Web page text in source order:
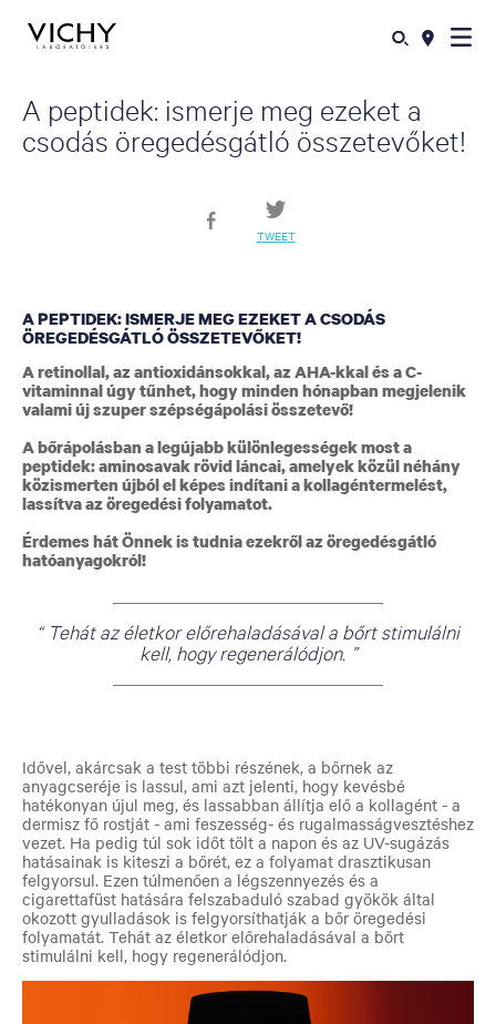
A peptidek: ismerje meg ezeket a
csodás öregedésgátló összetevőket!
TWEET
A PEPTIDEK: ISMERJE MEG EZEKET A CSODÁS
ÖREGEDÉSGÁTLÓ ÖSSZETEVŐKET!
A retinollal, az antioxidánsokkal, az AHA-kkal és a C-
vitaminnal úgy tűnhet, hogy minden hónapban megjelenik
valami új szuper szépségápolási összetevő!
A bőrápolásban a legújabb különlegességek most a
peptidek: aminosavak rövid láncai, amelyek közül néhány
közismerten újból el képes indítani a kollagéntermelést,
lassítva az öregedési folyamatot.
Érdemes hát Önnek is tudnia ezekről az öregedésgátló
hatóanyagokról!
Tehát az életkor előrehaladásával a bőrt stimulálni
kell, hogy regenerálódjon.
Idővel, akárcsak a test többi részének, a bőrnek az
anyagcseréje is lassul, ami azt jelenti, hogy kevésbé
hatékonyan újul meg, és lassabban állítja elő a kollagént - a
dermisz fő rostját - ami feszesség- és rugalmasságvesztéshez
vezet. Ha pedig túl sok időt tölt a napon és az UV-sugázás
hatásainak is kiteszi a bőrét, ez a folyamat drasztikusan
felgyorsul. Ezen túlmenően a légszennyezés és a
cigarettafüst hatására felszabaduló szabad gyökök által
okozott gyulladások is felgyorsíthatják a bőr öregedési
folyamatát. Tehát az életkor előrehaladásával a bőrt
stimulálni kell, hogy regenerálódjon.